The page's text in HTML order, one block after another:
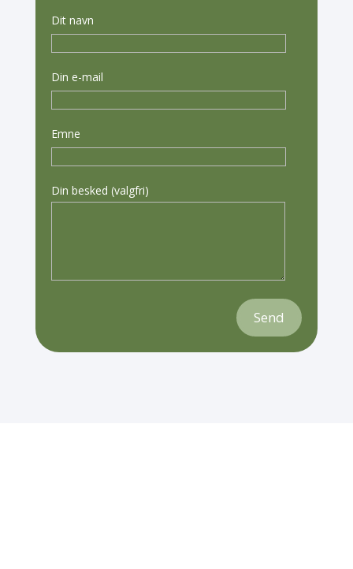
Dit navn
Din e-mail
Emne
Din besked (valgfri)
Send